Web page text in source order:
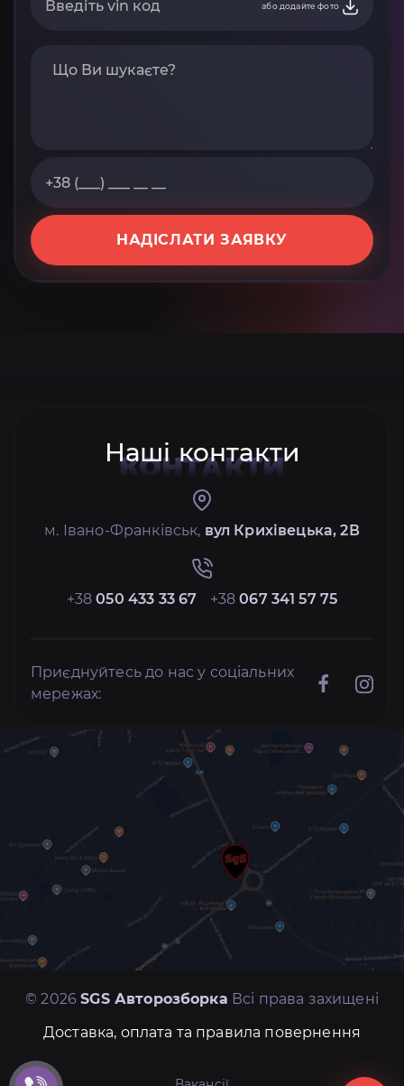
або додайте фото
НАДІСЛАТИ ЗАЯВКУ
Наші контакти
КОНТАКТИ
м. Івано-Франківськ, вул Крихівецька, 2В
+38050 433 33 67 +38067 341 57 75
Приєднуйтесь до нас у соціальних
мережах:
© 2026SGS Авторозборка Всі права захищені
Доставка, оплата та правила повернення